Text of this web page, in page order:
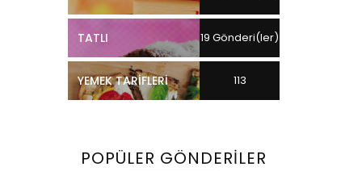
TATLI 19 Gönderi(ler)
YEMEK TARIFLERI 113
POPÜLER GÖNDERILER